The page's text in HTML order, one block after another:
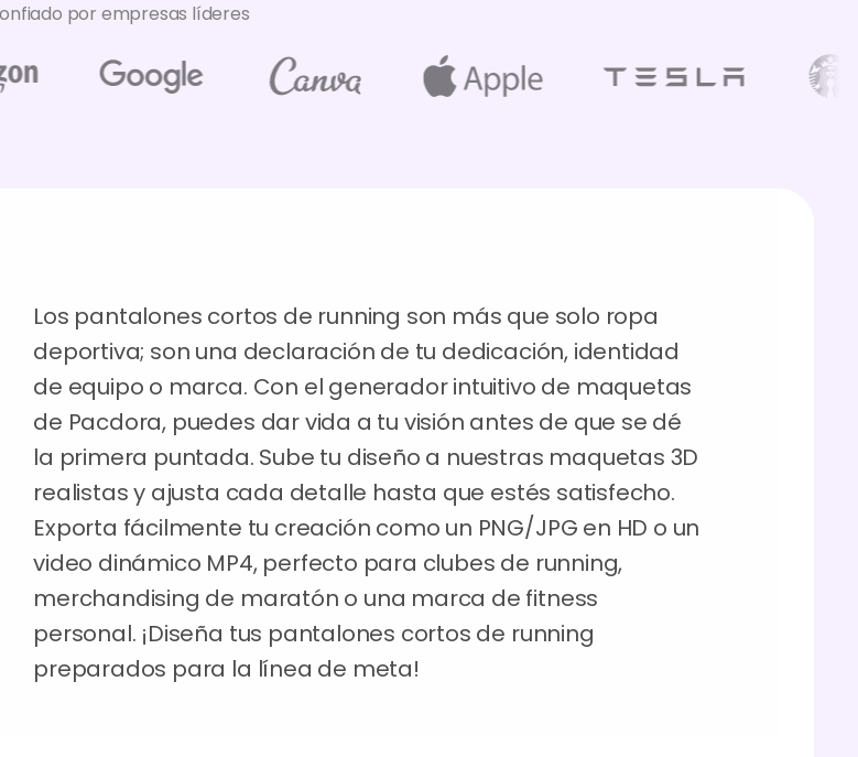
por empresas líderes
Los pantalones cortos de running son más que solo ropa
deportiva; son una declaración de tu dedicación, identidad
de equipo o marca. Con el generador intuitivo de maquetas
de Pacdora, puedes dar vida a tu visión antes de que se dé
la primera puntada. Sube tu diseño a nuestras maquetas 3D
realistas y ajusta cada detalle hasta que estés satisfecho.
Exporta fácilmente tu creación como un PNG/JPG en HD o un
video dinámico MP4, perfecto para clubes de running,
merchandising de maratón o una marca de fitness
personal. ¡Diseña tus pantalones cortos de running
preparados para la línea de meta!